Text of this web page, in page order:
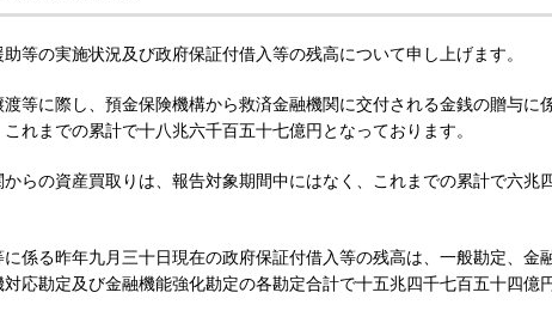
等の実施状況及び政府保証付借入等の残高について申し上げます。
等に際し、預金保険機構から救済金融機関に交付される金銭の贈与に
れまでの累計で十八兆六千百五十七億円となっております。
らの資産買取りは、報告対象期間中にはなく、これまでの累計で六兆
係る昨年九月三十日現在の政府保証付借入等の残高は、一般勘定、金
応勘定及び金融機能強化勘定の各勘定合計で十五兆四千七百五十四億